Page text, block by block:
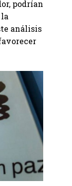
podrían
análisis